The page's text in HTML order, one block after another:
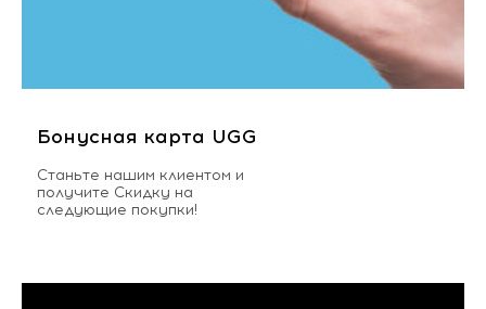
Бонусная карта UGG
Станьте нашим клиентом и
получите Скидку на
следующие покупки!